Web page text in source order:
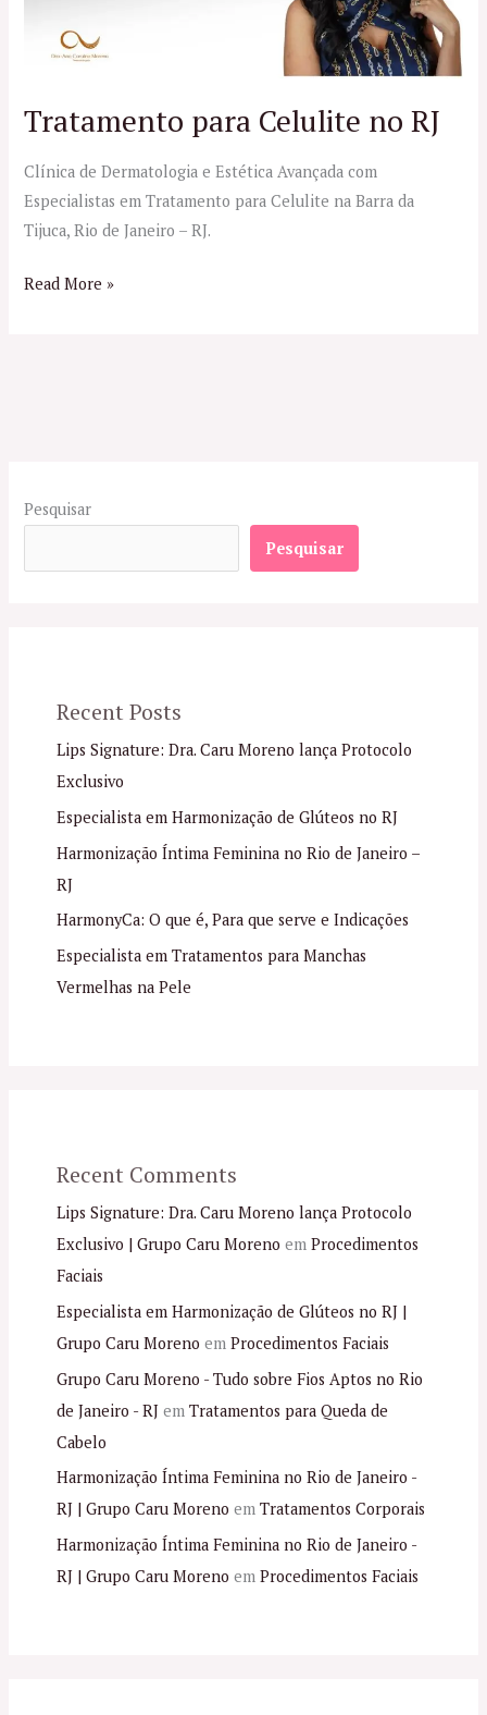
Tratamento para Celulite no RJ
Clínica de Dermatologia e Estética Avançada com
Especialistas em Tratamento para Celulite na Barra da
Tijuca, Rio de Janeiro – RJ.
Read More »
Pesquisar
Pesquisar
Recent Posts
Lips Signature: Dra. Caru Moreno lança Protocolo
Exclusivo
Especialista em Harmonização de Glúteos no RJ
Harmonização Íntima Feminina no Rio de Janeiro –
RJ
HarmonyCa: O que é, Para que serve e Indicações
Especialista em Tratamentos para Manchas
Vermelhas na Pele
Recent Comments
Lips Signature: Dra. Caru Moreno lança Protocolo
Exclusivo | Grupo Caru Moreno em Procedimentos
Faciais
Especialista em Harmonização de Glúteos no RJ |
Grupo Caru Moreno em Procedimentos Faciais
Grupo Caru Moreno - Tudo sobre Fios Aptos no Rio
de Janeiro - RJem Tratamentos para Queda de
Cabelo
Harmonização Íntima Feminina no Rio de Janeiro -
RJ | Grupo Caru Moreno em Tratamentos Corporais
Harmonização Íntima Feminina no Rio de Janeiro -
RJ | Grupo Caru Moreno em Procedimentos Faciais